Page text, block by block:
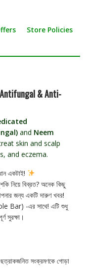
Store Policies
& Anti-
and Neem
skin and scalp
and eczema.
একটাই!
নিয়ে বিব্রত? অনেক কিছু
জন্য একটি দারুণ খবর!
Bar) -এর সাথে! এটি শুধু
সুরক্ষা।
সংক্রমণকে গোড়া